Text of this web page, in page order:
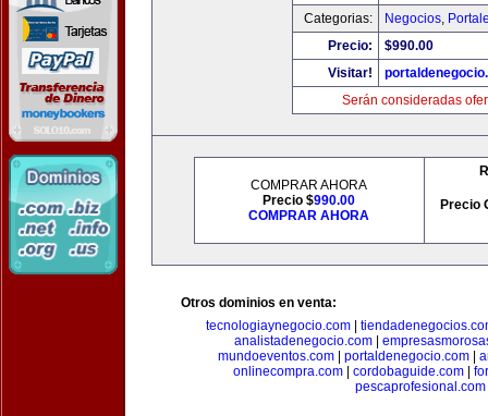
Categorias:
Negocios,
Precio:
$990.00
Visitar!
Serán consideradas
COMPRAR AHORA
Precio $990.00
COMPRAR AHORA
Precio
Otros dominios en venta:
tecnologiaynegocio.com
analistadenegocio.com
mundoeventos.com| portaldenegocio.com|
onlinecompra.com| cordobaguide.com|
pescaprofesional.com